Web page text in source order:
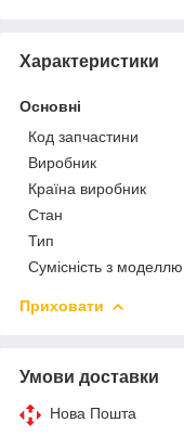
Характеристики
Основні
Код запчастини
Виробник
Країна виробник
Стан
Тип
Сумісність з моделлю
Приховати
Умови доставки
Нова Пошта